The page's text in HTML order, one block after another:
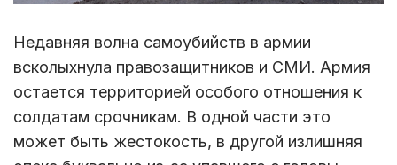
Недавняя волна самоубийств в армии
всколыхнула правозащитников и СМИ. Армия
остается территорией особого отношения к
солдатам срочникам. В одной части это
может быть жестокость, в другой излишняя